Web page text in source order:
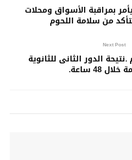
بمراقبة الأسواق ومحلات
من سلامة اللحوم
Next Post
.نتيحة الدور الثانى للثانوية
48 ساعة.